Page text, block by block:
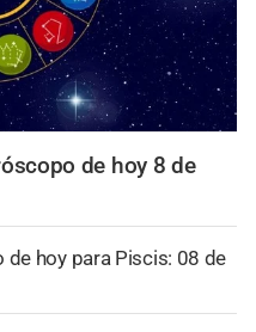
de hoy 8 de
de hoy para Piscis: 08 de